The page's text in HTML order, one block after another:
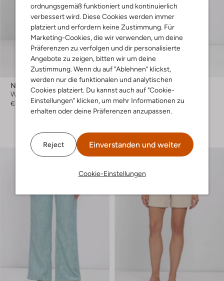
ordnungsgemäß funktioniert und kontinuierlich
verbessert wird. Diese Cookies werden immer
platziert und erfordern keine Zustimmung. Für
Marketing-Cookies, die wir verwenden, um deine
Präferenzen zu verfolgen und dir personalisierte
Angebote zu zeigen, bitten wir um deine
Zustimmung. Wenn du auf "Ablehnen" klickst,
werden nur die funktionalen und analytischen
Cookies platziert. Du kannst auch auf "Cookie-
Einstellungen" klicken, um mehr Informationen zu
erhalten oder deine Präferenzen anzupassen.
Reject Einverstanden und weiter
Cookie-Einstellungen
Neo Noir
Weite Hose
€ 59,99
-50%
Minus
Weite Hose
€ 119,99 € 59,99